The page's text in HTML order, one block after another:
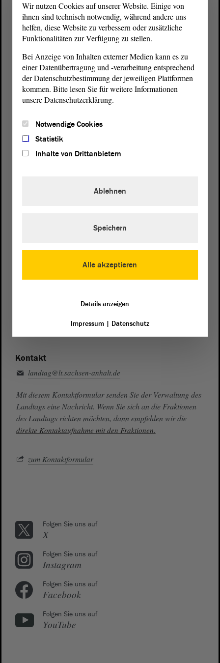
Landtagvon Sachsen-Anhalt
Domplatz 6–9
39104 Magdeburg
0391 / 560 - 0
Presse- und Öffentlichkeitsarbeit
Kontakt
landtag@lt.sachsen-anhalt.de
Mit diesem Kontaktformular senden Sie der Verwaltung des
Landtags eine Nachricht. Wenn Sie sich an die Fraktionen
des Landtags richten möchten, dann empfehlen wir die
direkte Kontaktaufnahme mit den Fraktionen.
zum Kontaktformular
Folgen Sie uns auf
X
Folgen Sie uns auf
Instagram
Folgen Sie uns auf
Facebook
Folgen Sie uns auf
YouTube
Wir nutzen Cookies auf unserer Website. Einige von
ihnen sind technisch notwendig, während andere uns
helfen, diese Website zu verbessern oder zusätzliche
Funktionalitäten zur Verfügung zu stellen.
Bei Anzeige von Inhalten externer Medien kann es zu
einer Datenübertragung und -verarbeitung entsprechend
der Datenschutzbestimmung der jeweiligen Plattformen
kommen. Bitte lesen Sie für weitere Informationen
unsere Datenschutzerklärung.
Notwendige Cookies
Statistik
Inhalte von Drittanbietern
Alle akzeptieren
Ablehnen
Speichern
Details anzeigen
Impressum| Datenschutz